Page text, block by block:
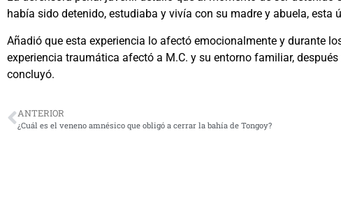
había sido detenido, estudiaba y vivía con su madre y abuela,
Añadió que esta experiencia lo afectó emocionalmente y durante
experiencia traumática afectó a M.C. y su entorno familiar,
concluyó.
ANTERIOR
¿Cuál es el veneno amnésico que obligó a cerrar la bahía de Tongoy?